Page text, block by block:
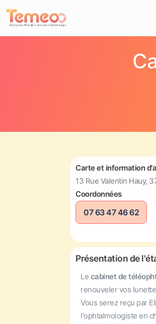
Carte et information
13 Rue Valentin Hauy,
Coordonnées
07 63 47 46 62
Présentation de
Le cabinet de
renouveler vos
Vous serez reçu par
l'ophtalmologiste en